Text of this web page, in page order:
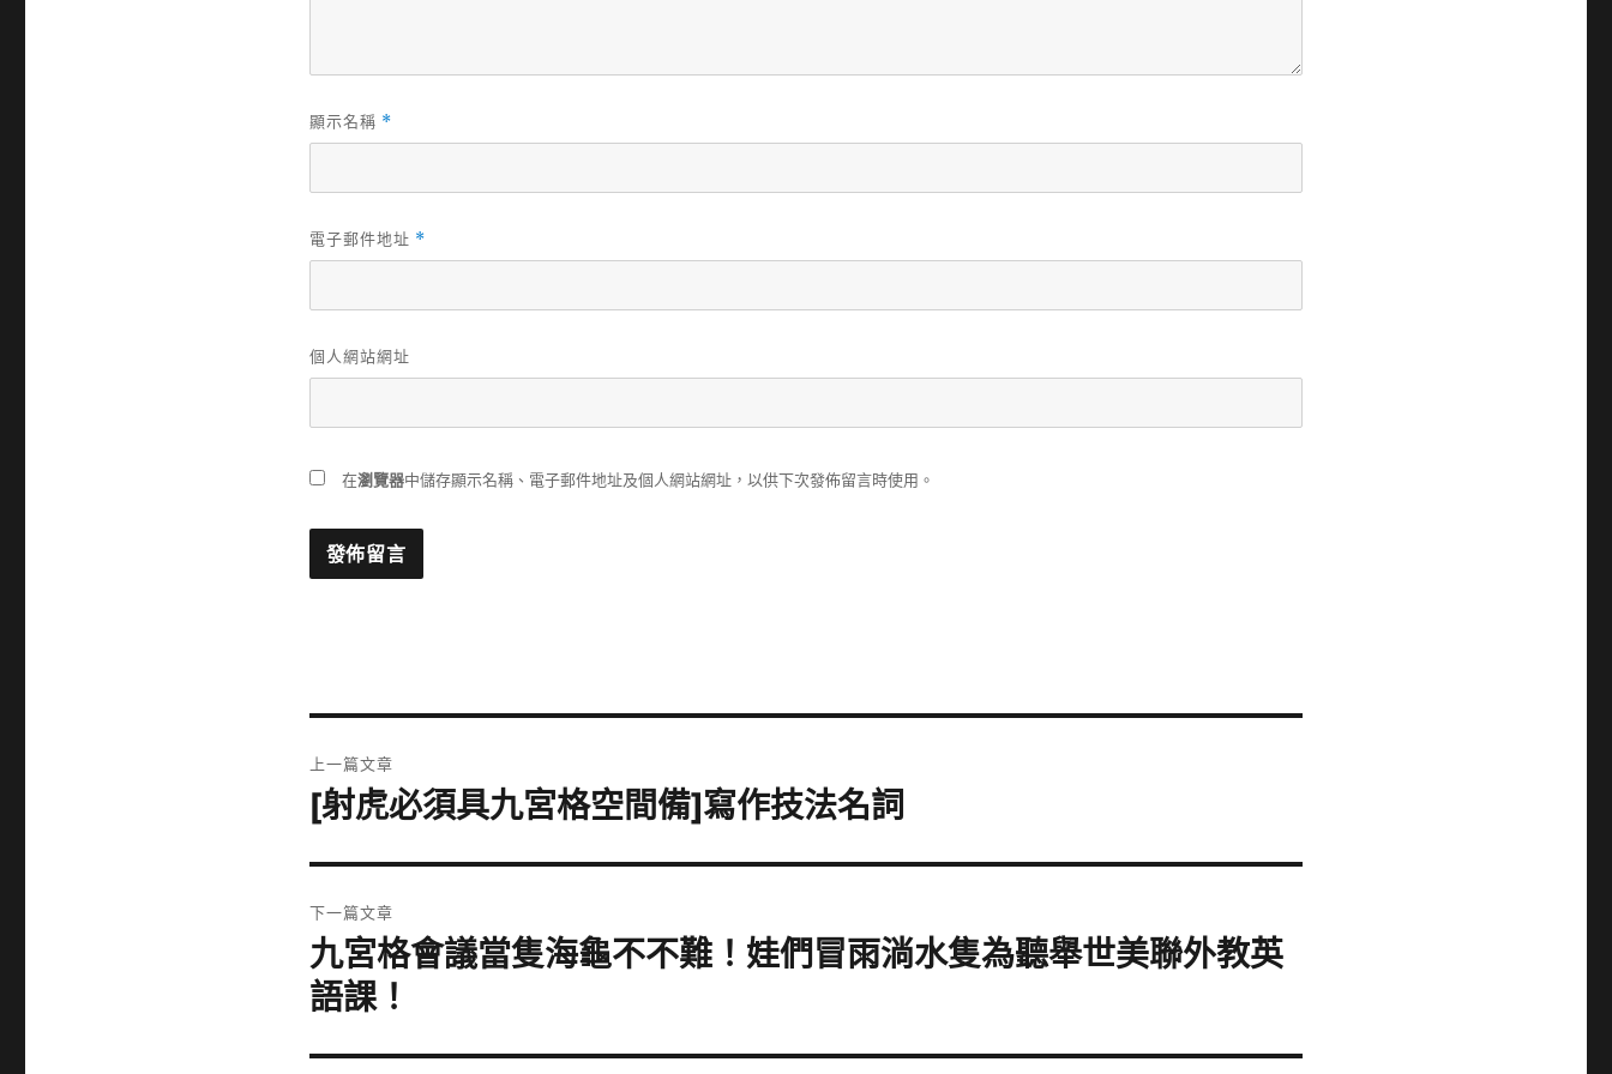
顯示名稱 *
電子郵件地址 *
個人網站網址
在瀏覽器中儲存顯示名稱、電子郵件地址及個人網站網址，以供下次發佈留言時使用。
章
上一篇文章
上
篇
文
章:
[射虎必須具九宮格空間備]寫作技法名詞
下一篇文章
下
一
篇
文
九宮格會議當隻海龜不不難！娃們冒雨淌水隻為聽舉世美聯外教英
語課！